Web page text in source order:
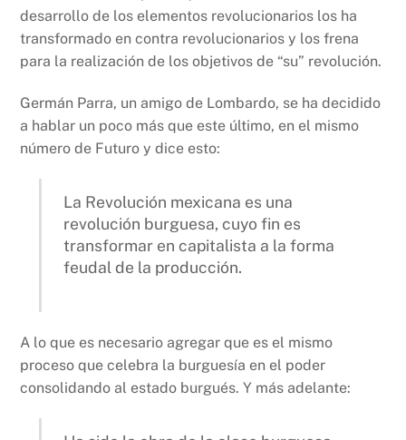
desarrollo de los elementos revolucionarios los ha
transformado en contra revolucionarios y los frena
para la realización de los objetivos de “su” revolución.
Germán Parra, un amigo de Lombardo, se ha decidido
a hablar un poco más que este último, en el mismo
número de Futuro y dice esto:
La Revolución mexicana es una
revolución burguesa, cuyo fin es
transformar en capitalista a la forma
feudal de la producción.
A lo que es necesario agregar que es el mismo
proceso que celebra la burguesía en el poder
consolidando al estado burgués. Y más adelante: